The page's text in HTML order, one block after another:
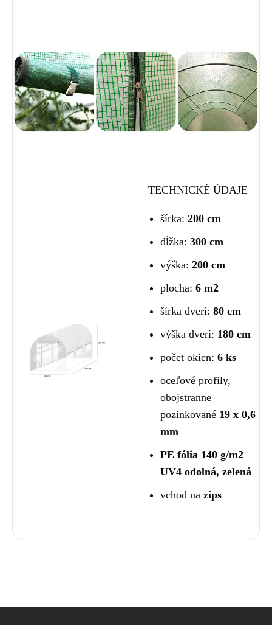
TECHNICKÉ ÚDAJE
šírka: 200 cm
dĺžka: 300 cm
výška: 200 cm
plocha: 6 m2
šírka dverí: 80 cm
výška dverí: 180 cm
počet okien: 6 ks
oceľové profily,
obojstranne
pozinkované 19 x 0,6
mm
PE fólia 140 g/m2
UV4 odolná, zelená
vchod na zips